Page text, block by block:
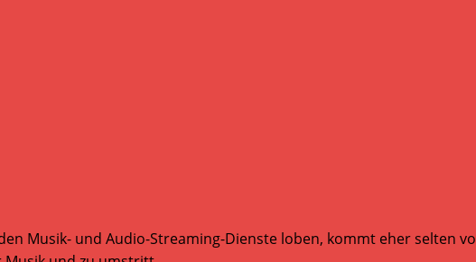
Musik- und Audio-Streaming-Dienste loben, kommt eher selten